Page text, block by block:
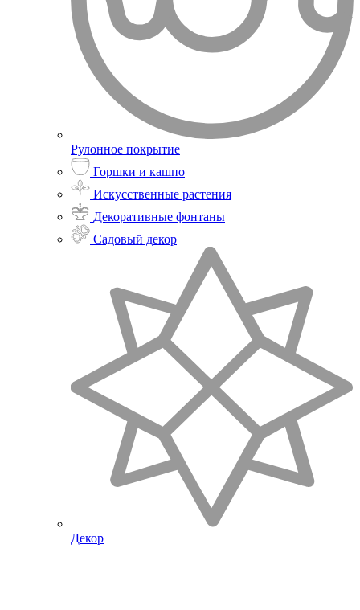
Рулонное покрытие
Горшки и кашпо
Искусственные растения
Декоративные фонтаны
Садовый декор
Декор